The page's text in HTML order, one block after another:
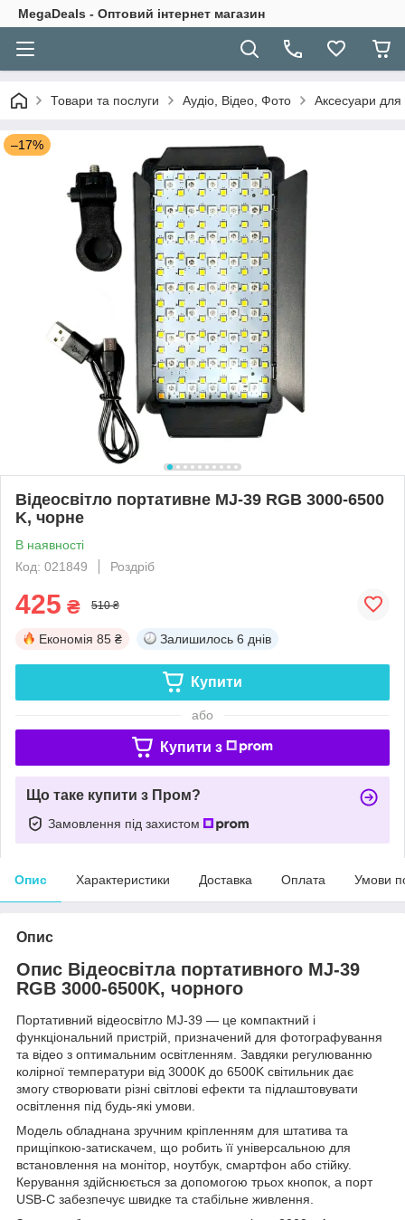
MegaDeals - Оптовий інтернет магазин
Товари та послуги Аудіо, Відео, Фото Аксесуари
–17%
Відеосвітло портативне MJ-39 RGB 3000-6500
K, чорне
В наявності
Код: 021849
Роздріб
425 ₴ 510 ₴
Економія 85 ₴ Залишилось 6 днів
Купити
або
Купити з
Що таке купити з Пром?
Замовлення під захистом
Опис Характеристики Доставка Оплата Умови
Опис
Опис Відеосвітла портативного MJ-39
RGB 3000-6500K, чорного
Портативний відеосвітло MJ-39 — це компактний і
функціональний пристрій, призначений для фотографування
та відео з оптимальним освітленням. Завдяки регулюванню
колірної температури від 3000K до 6500K світильник дає
змогу створювати різні світлові ефекти та підлаштовувати
освітлення під будь-які умови.
Модель обладнана зручним кріпленням для штатива та
прищіпкою-затискачем, що робить її універсальною для
встановлення на монітор, ноутбук, смартфон або стійку.
Керування здійснюється за допомогою трьох кнопок, а порт
USB-C забезпечує швидке та стабільне живлення.